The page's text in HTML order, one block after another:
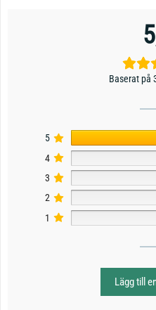
Baserat på
5
4
3
2
1
Lägg till